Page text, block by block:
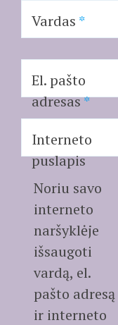
Vardas *
El. pašto
adresas*
Interneto
puslapis
Noriu savo
interneto
naršyklėje
išsaugoti
vardą, el.
pašto adresą
ir interneto